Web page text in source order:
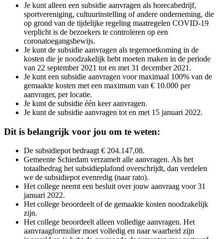
Je kunt alleen een subsidie aanvragen als horecabedrijf,
sportvereniging, cultuurinstelling of andere onderneming, die
op grond van de tijdelijke regeling maatregelen COVID-19
verplicht is de bezoekers te controleren op een
coronatoegangsbewijs.
Je kunt de subsidie aanvragen als tegemoetkoming in de
kosten die je noodzakelijk hebt moeten maken in de periode
van 22 september 2021 tot en met 31 december 2021.
Je kunt een subsidie aanvragen voor maximaal 100% van de
gemaakte kosten met een maximum van € 10.000 per
aanvrager, per locatie.
Je kunt de subsidie één keer aanvragen.
Je kunt de subsidie aanvragen tot en met 15 januari 2022.
Dit is belangrijk voor jou om te weten:
De subsidiepot bedraagt € 204.147,08.
Gemeente Schiedam verzamelt alle aanvragen. Als het
totaalbedrag het subsidieplafond overschrijdt, dan verdelen
we de subsidiepot evenredig (naar rato).
Het college neemt een besluit over jouw aanvraag voor 31
januari 2022.
Het college beoordeelt of de gemaakte kosten noodzakelijk
zijn.
Het college beoordeelt alleen volledige aanvragen. Het
aanvraagformulier moet volledig en naar waarheid zijn